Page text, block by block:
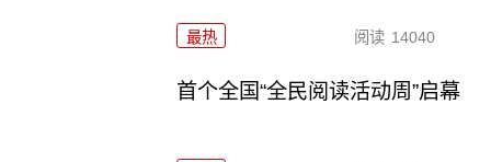
最热 阅读 14040
首个全国“全民阅读活动周”启幕